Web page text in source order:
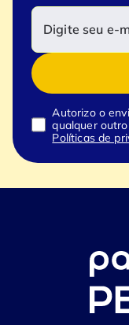
Autorizo o
qualquer
Políticas de